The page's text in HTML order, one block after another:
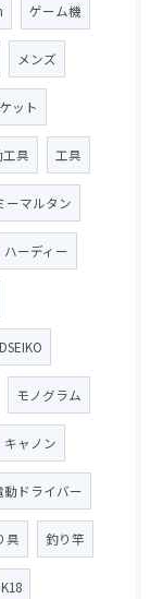
ゲーム機
メンズ
ット
工具 工具
ーマルタン
ハーディー
モノグラム
キャノン
動ドライバー
具 釣り竿
K18